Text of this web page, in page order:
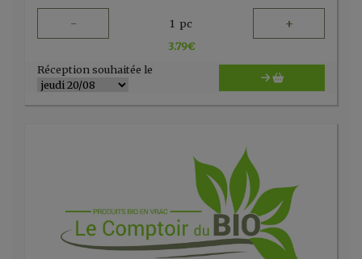
- 1 pc +
3.79€
Réception souhaitée le